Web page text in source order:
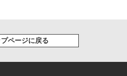
プページに戻る